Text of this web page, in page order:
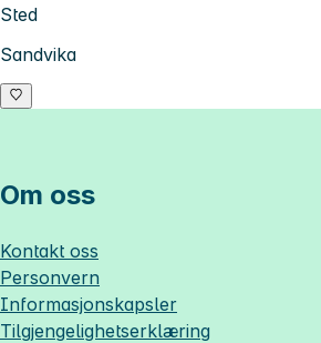
Sted
Sandvika
Om oss
Kontakt oss
Personvern
Informasjonskapsler
Tilgjengelighetserklæring